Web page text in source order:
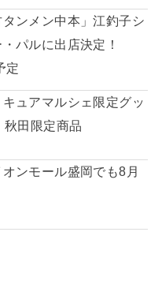
タンメン中本」江釣子シ
パルに出店決定！
定
キュアマルシェ限定グッ
秋田限定商品
オンモール盛岡でも8月